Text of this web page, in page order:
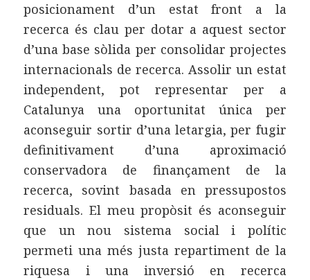
posicionament d’un estat front a la
recerca és clau per dotar a aquest sector
d’una base sòlida per consolidar projectes
internacionals de recerca. Assolir un estat
independent, pot representar per a
Catalunya una oportunitat única per
aconseguir sortir d’una letargia, per fugir
definitivament d’una aproximació
conservadora de finançament de la
recerca, sovint basada en pressupostos
residuals. El meu propòsit és aconseguir
que un nou sistema social i polític
permeti una més justa repartiment de la
riquesa i una inversió en recerca